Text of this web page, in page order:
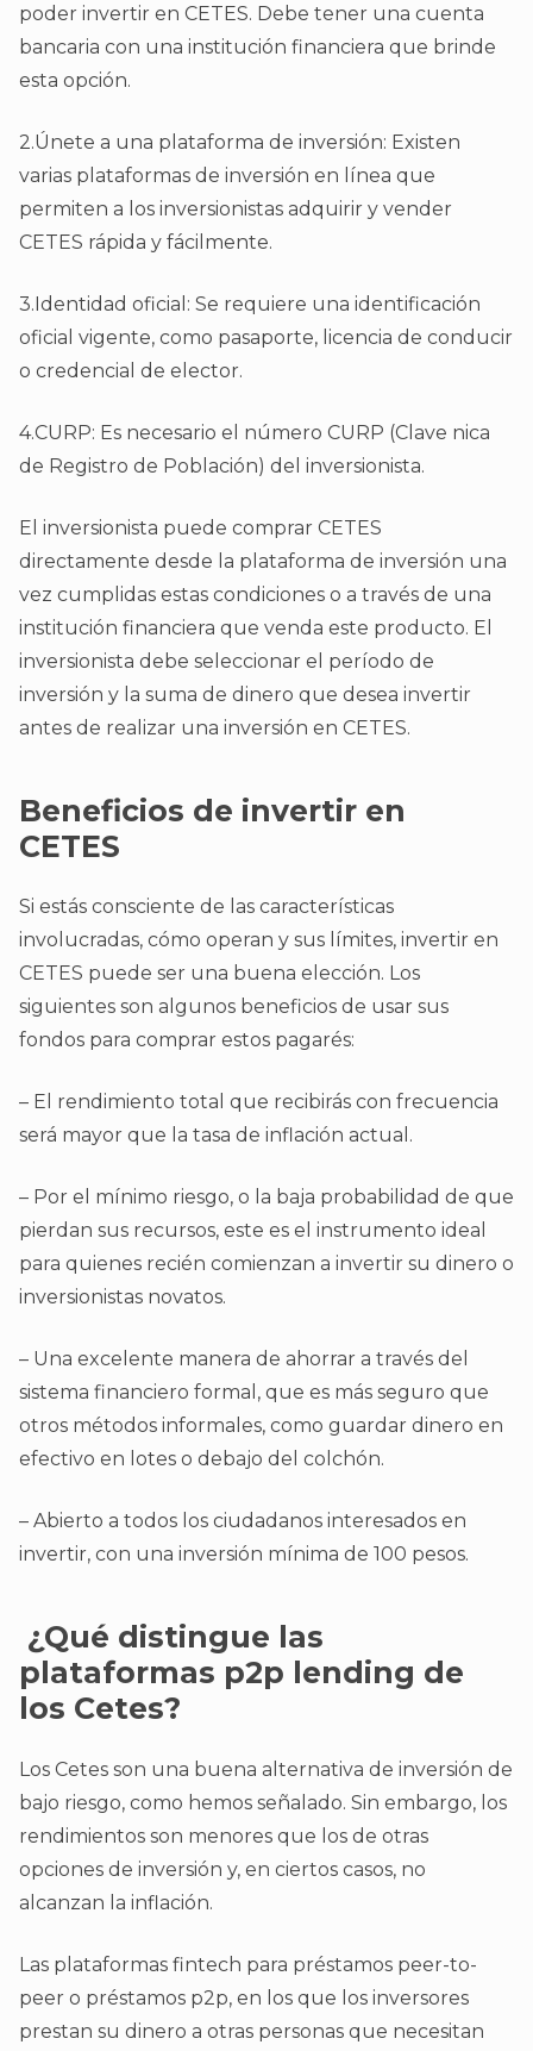
poder invertir en CETES. Debe tener una cuenta
bancaria con una institución financiera que brinde
esta opción.
2.Únete a una plataforma de inversión: Existen
varias plataformas de inversión en línea que
permiten a los inversionistas adquirir y vender
CETES rápida y fácilmente.
3.Identidad oficial: Se requiere una identificación
oficial vigente, como pasaporte, licencia de conducir
o credencial de elector.
4.CURP: Es necesario el número CURP (Clave nica
de Registro de Población) del inversionista.
El inversionista puede comprar CETES
directamente desde la plataforma de inversión una
vez cumplidas estas condiciones o a través de una
institución financiera que venda este producto. El
inversionista debe seleccionar el período de
inversión y la suma de dinero que desea invertir
antes de realizar una inversión en CETES.
Beneficios de invertir en
CETES
Si estás consciente de las características
involucradas, cómo operan y sus límites, invertir en
CETES puede ser una buena elección. Los
siguientes son algunos beneficios de usar sus
fondos para comprar estos pagarés:
– El rendimiento total que recibirás con frecuencia
será mayor que la tasa de inflación actual.
– Por el mínimo riesgo, o la baja probabilidad de que
pierdan sus recursos, este es el instrumento ideal
para quienes recién comienzan a invertir su dinero o
inversionistas novatos.
– Una excelente manera de ahorrar a través del
sistema financiero formal, que es más seguro que
otros métodos informales, como guardar dinero en
efectivo en lotes o debajo del colchón.
– Abierto a todos los ciudadanos interesados en
invertir, con una inversión mínima de 100 pesos.
¿Qué distingue las
plataformas p2p lending de
los Cetes?
Los Cetes son una buena alternativa de inversión de
bajo riesgo, como hemos señalado. Sin embargo, los
rendimientos son menores que los de otras
opciones de inversión y, en ciertos casos, no
alcanzan la inflación.
Las plataformas fintech para préstamos peer-to-
peer o préstamos p2p, en los que los inversores
prestan su dinero a otras personas que necesitan